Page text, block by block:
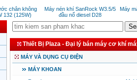
chân không
(125W)
Máy nén khí SanRock W3.5/5
đầu nổ diesel D28
Máy mài
Thiết Bị Plaza - Đại lý bán máy cơ khí
MÁY VÀ DỤNG CỤ ĐIỆN
MÁY KHOAN